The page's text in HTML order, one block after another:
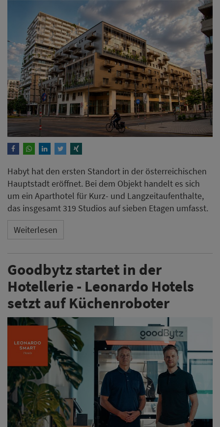
Habyt hat den ersten Standort in der österreichischen
Hauptstadt eröffnet. Bei dem Objekt handelt es sich
um ein Aparthotel für Kurz- und Langzeitaufenthalte,
das insgesamt 319 Studios auf sieben Etagen umfasst.
Weiterlesen
Goodbytz startet in der
Hotellerie - Leonardo Hotels
setzt auf Küchenroboter